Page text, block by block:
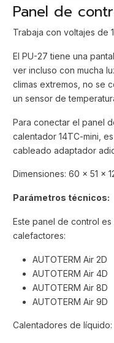
Panel de
Trabaja con voltajes de
El PU-27 tiene una
ver incluso con mucha
climas extremos, no se
un sensor de
Para conectar el panel
calentador 14TC-mini,
cableado adaptador
Dimensiones: 60 x 51 x
Parámetros técnicos:
Este panel de control
calefactores:
AUTOTERM Air 2D
AUTOTERM Air 4D
AUTOTERM Air 8D
AUTOTERM Air 9D
Calentadores de líquido: